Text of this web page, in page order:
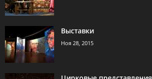
Выставки
Ноя 28, 2015